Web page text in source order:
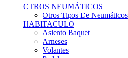
OTROS NEUMÁTICOS
Otros Tipos De Neumáticos
HABITACULO
Asiento Baquet
Arneses
Volantes